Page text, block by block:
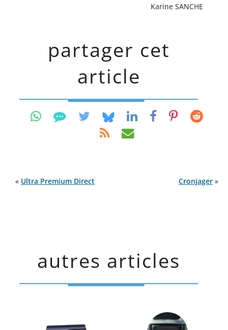
Karine SANCHE
partager cet
article
« Ultra Premium Direct Cronjager »
autres articles